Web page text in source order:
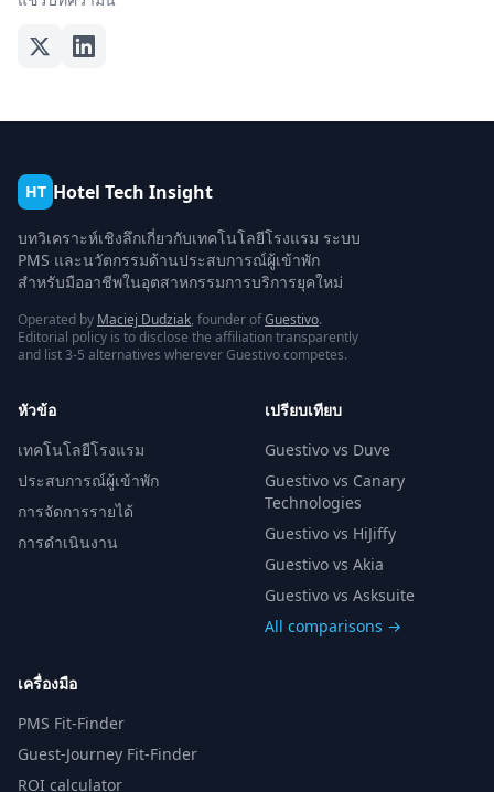
HT Hotel Tech Insight
บทวิเคราะห์เชิงลึกเกี่ยวกับเทคโนโลยีโรงแรม ระบบ
PMS และนวัตกรรมด้านประสบการณ์ผู้เข้าพัก
สำหรับมืออาชีพในอุตสาหกรรมการบริการยุคใหม่
Operated by Maciej Dudziak, founder ofGuestivo.
Editorial policy is to disclose the affiliation transparently
and list 3-5 alternatives wherever Guestivo competes.
หัวข้อ
เทคโนโลยีโรงแรม
ประสบการณ์ผู้เข้าพัก
การจัดการรายได้
การดำเนินงาน
เปรียบเทียบ
Guestivo vs Duve
Guestivo vs Canary
Technologies
Guestivo vs HiJiffy
Guestivo vs Akia
Guestivo vs Asksuite
All comparisons →
เครื่องมือ
PMS Fit-Finder
Guest-Journey Fit-Finder
ROI calculator